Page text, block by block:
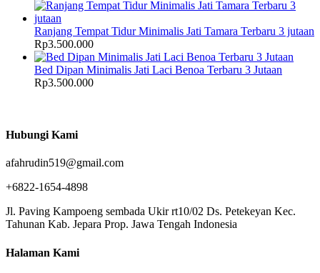
Ranjang Tempat Tidur Minimalis Jati Tamara Terbaru 3 jutaan
Rp3.500.000
Bed Dipan Minimalis Jati Laci Benoa Terbaru 3 Jutaan
Rp3.500.000
Hubungi Kami
afahrudin519@gmail.com
+6822-1654-4898
Jl. Paving Kampoeng sembada Ukir rt10/02 Ds. Petekeyan Kec.
Tahunan Kab. Jepara Prop. Jawa Tengah Indonesia
Halaman Kami